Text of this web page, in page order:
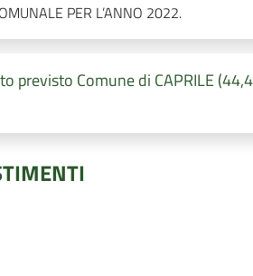
PER L’ANNO 2022.
previsto Comune di CAPRILE